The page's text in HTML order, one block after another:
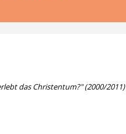
das Christentum?" (2000/2011)